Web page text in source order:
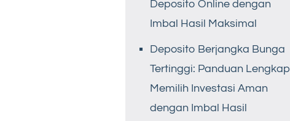
Deposito Online dengan
Imbal Hasil Maksimal
Deposito Berjangka Bunga
Tertinggi: Panduan Lengkap
Memilih Investasi Aman
dengan Imbal Hasil